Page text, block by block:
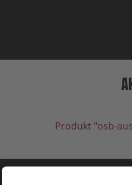
Produkt "osb-